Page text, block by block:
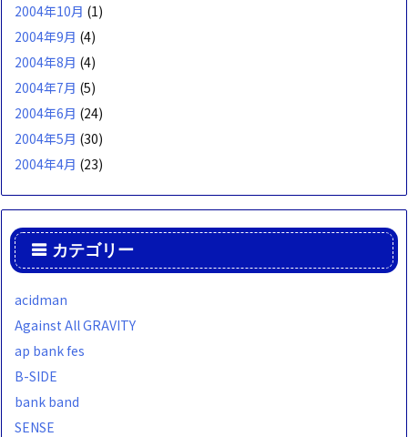
2004年10月 (1)
2004年9月 (4)
2004年8月 (4)
2004年7月 (5)
2004年6月 (24)
2004年5月 (30)
2004年4月 (23)
カテゴリー
acidman
Against All GRAVITY
ap bank fes
B-SIDE
bank band
SENSE